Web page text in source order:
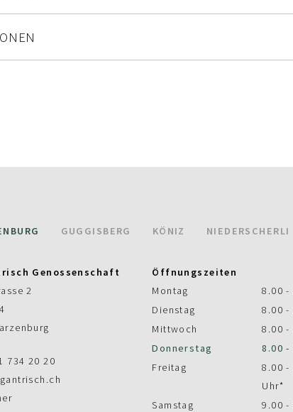
Genossenschaft
2
734 20 20
Öffnungszeiten
Montag
8.00 -
Dienstag
8.00 -
Mittwoch
8.00 -
Donnerstag
8.00 -
Freitag
8.00 -
Uhr*
Samstag
9.00 -
GUGGISBERG KÖNIZ NIEDERSCHERLI